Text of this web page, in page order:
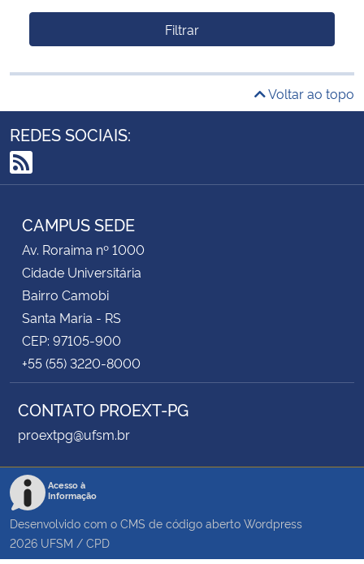
Filtrar
Voltar ao topo
REDES SOCIAIS:
RSS
CAMPUS SEDE
Av. Roraima nº 1000
Cidade Universitária
Bairro Camobi
Santa Maria - RS
CEP: 97105-900
+55 (55) 3220-8000
CONTATO PROEXT-PG
proextpg@ufsm.br
Acesso à
Informação
Desenvolvido com o CMS de código aberto Wordpress
2026 UFSM / CPD